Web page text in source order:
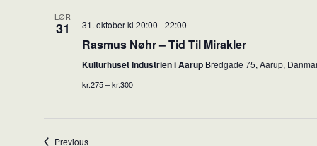
LØR
31 31. oktober kl 20:00 -22:00
Rasmus Nøhr – Tid Til Mirakler
Kulturhuset Industrien i Aarup Bredgade 75, Aarup,
kr.275 – kr.300
PreviousEvents